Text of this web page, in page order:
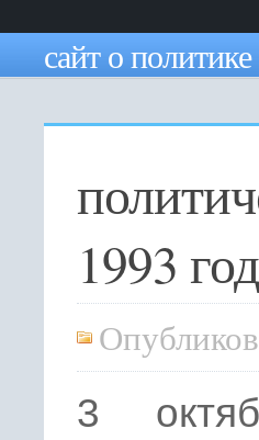
сайт о
1993
3